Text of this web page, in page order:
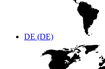
DE (DE)